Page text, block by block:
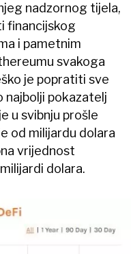
nadzornog tijela,
financijskog
i pametnim
svakoga
je popratiti sve
najbolji pokazatelj
u svibnju prošle
od milijardu dolara
vrijednost
dolara.